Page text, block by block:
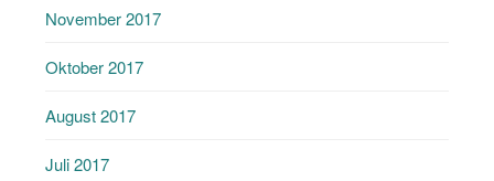
November 2017
Oktober 2017
August 2017
Juli 2017